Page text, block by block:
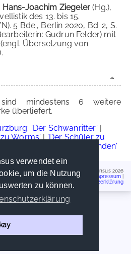
verwendet ein
um die Nutzung
zu können.
Hans-Joachim Ziegeler(Hg.),
des 13. bis 15.
5 Bde., Berlin 2020, Bd. 2, S.
Gudrun Felder) mit
Übersetzung von
mindestens 6 weitere
überliefert.
'Der Schwanritter' |
Worms'|'Der Schüler zu
'Wilhelm von Wenden'
Handschriftencensus 2026
Impressum
Datenschutzerklärung